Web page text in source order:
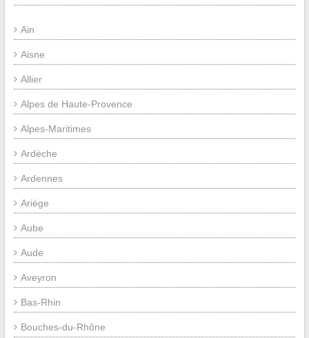
Ain
Aisne
Allier
Alpes de Haute-Provence
Alpes-Maritimes
Ardèche
Ardennes
Ariège
Aube
Aude
Aveyron
Bas-Rhin
Bouches-du-Rhône